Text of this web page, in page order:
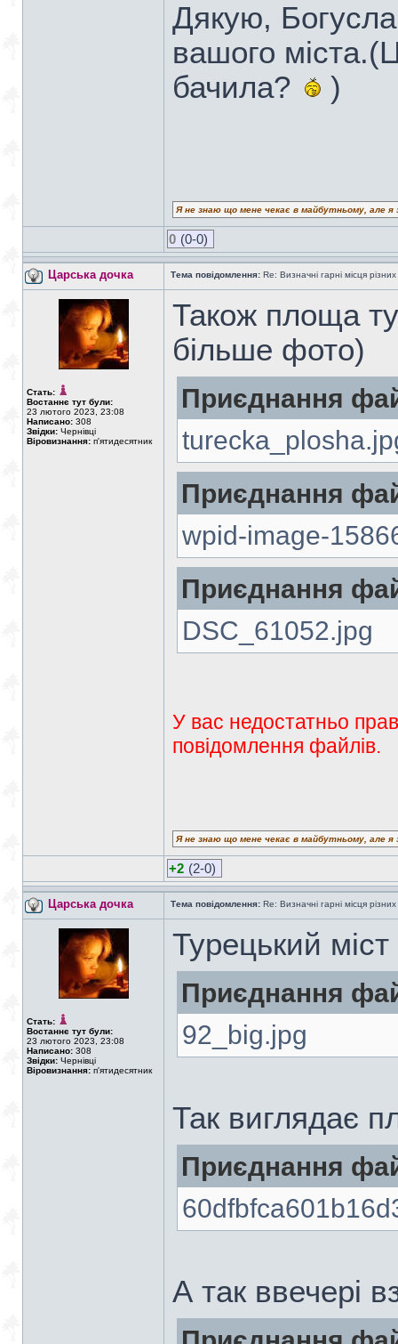
Дякую,
вашого
бачила?
)
Я не знаю що мене чекає в майбутньому, але
0 (0-0)
Царська дочка Тема повідомлення: Re: Визначні гарні місця
Стать:
Востаннє тут були:
23 лютого 2023, 23:08
Написано: 308
Звідки: Чернівці
Віровизнання: п'ятидесятник
Також площа
більше фото)
Приєднання
Приєднання
wpid-image-
Приєднання
DSC_61052.jpg
У вас недостатньо
повідомлення файлів.
Я не знаю що мене чекає в майбутньому, але
+2 (2-0)
Царська дочка Тема повідомлення: Re: Визначні гарні місця
Стать:
Востаннє тут були:
23 лютого 2023, 23:08
Написано: 308
Звідки: Чернівці
Віровизнання: п'ятидесятник
Турецький міст
Приєднання
92_big.jpg
Так виглядає
Приєднання
А так ввечері